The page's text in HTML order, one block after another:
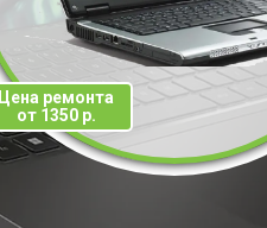
Цена ремонта
от 1350 р.